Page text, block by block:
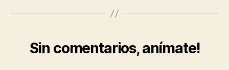
Sin comentarios, anímate!